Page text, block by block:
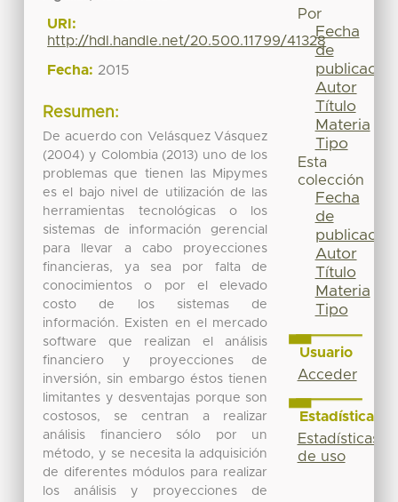
URI:
http://hdl.handle.net/20.500.11799/41328
Fecha: 2015
Resumen:
De acuerdo con Velásquez Vásquez
(2004) y Colombia (2013) uno de los
problemas que tienen las Mipymes
es el bajo nivel de utilización de las
herramientas tecnológicas o los
sistemas de información gerencial
para llevar a cabo proyecciones
financieras, ya sea por falta de
conocimientos o por el elevado
costo de los sistemas de
información. Existen en el mercado
software que realizan el análisis
financiero y proyecciones de
inversión, sin embargo éstos tienen
limitantes y desventajas porque son
costosos, se centran a realizar
análisis financiero sólo por un
método, y se necesita la adquisición
de diferentes módulos para realizar
los análisis y proyecciones de
Por
Fecha
de
publicación
Autor
Título
Materia
Tipo
Esta
colección
Fecha
de
publicación
Autor
Título
Materia
Tipo
Usuario
Acceder
Estadísticas
Estadísticas
de uso